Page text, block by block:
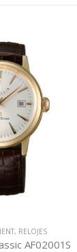
, RELOJES
AF02001S